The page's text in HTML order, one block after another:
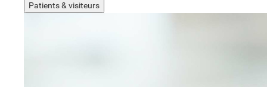
Patients & visiteurs